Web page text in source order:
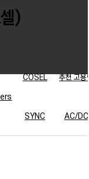
)
COSEL
SYNC
추천 고용
AC/DC